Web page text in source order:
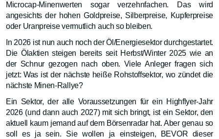
Microcap-Minenwerten sogar verzehnfachen. Das wird
angesichts der hohen Goldpreise, Silberpreise, Kupferpreise
oder Uranpreise vermutlich auch so bleiben.
In 2026 ist nun auch noch der Öl/Energiesektor durchgestartet.
Die Ölaktien steigen bereits seit Herbst/Winter 2025 wie an
der Schnur gezogen nach oben. Viele Anleger fragen sich
jetzt: Was ist der nächste heiße Rohstoffsektor, wo zündet die
nächste Minen-Rallye?
Ein Sektor, der alle Voraussetzungen für ein Highflyer-Jahr
2026 (und dann auch 2027) mit sich bringt, ist ein Sektor, den
aktuell kaum jemand auf dem Börsenradar hat. Aber genau so
soll es ja sein. Sie wollen ja einsteigen, BEVOR dieser